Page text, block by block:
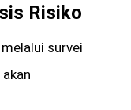
Risiko
survei